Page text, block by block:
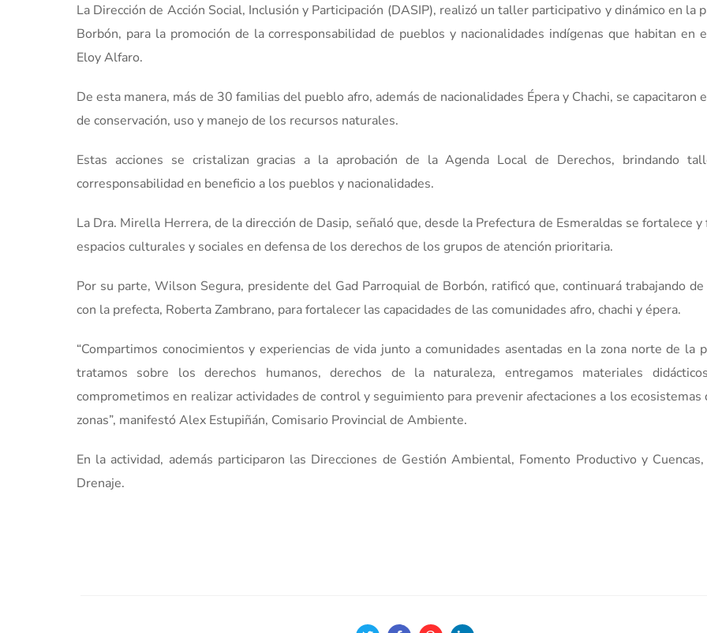
La Dirección de Acción Social, Inclusión y Participación (DASIP), realizó un taller participativo y dinámico en la
Borbón, para la promoción de la corresponsabilidad de pueblos y nacionalidades indígenas que habitan en
Eloy Alfaro.
De esta manera, más de 30 familias del pueblo afro, además de nacionalidades Épera y Chachi, se capacitaron
de conservación, uso y manejo de los recursos naturales.
Estas acciones se cristalizan gracias a la aprobación de la Agenda Local de Derechos, brindando
corresponsabilidad en beneficio a los pueblos y nacionalidades.
La Dra. Mirella Herrera, de la dirección de Dasip, señaló que, desde la Prefectura de Esmeraldas se fortalece
espacios culturales y sociales en defensa de los derechos de los grupos de atención prioritaria.
Por su parte, Wilson Segura, presidente del Gad Parroquial de Borbón, ratificó que, continuará trabajando
con la prefecta, Roberta Zambrano, para fortalecer las capacidades de las comunidades afro, chachi y épera.
“Compartimos conocimientos y experiencias de vida junto a comunidades asentadas en la zona norte de la
tratamos sobre los derechos humanos, derechos de la naturaleza, entregamos materiales
comprometimos en realizar actividades de control y seguimiento para prevenir afectaciones a los ecosistemas
zonas”, manifestó Alex Estupiñán, Comisario Provincial de Ambiente.
En la actividad, además participaron las Direcciones de Gestión Ambiental, Fomento Productivo y
Drenaje.